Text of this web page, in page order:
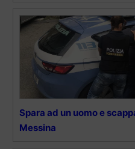
Spara ad un uomo e
Messina